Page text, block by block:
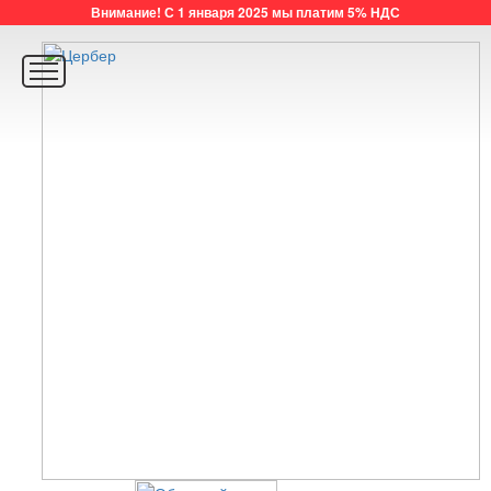
Внимание! С 1 января 2025 мы платим 5% НДС